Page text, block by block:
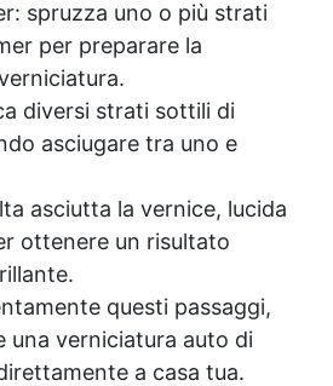
è possibile verniciare
la superficie. Evitare di
zincate, cromate o in
risultato ottimale, lavorare
ambiente. ❓ FAQ 👉 Devo
la ruggine prima dell’uso?
quella friabile: il
con la ruggine stabile
una seconda mano? Per
corrose sì, attendere 3 ore
l’altra. 👉 Posso verniciare
l’asciugatura completa il
da primer e migliora
vernice. 🏁 Perfetto per
e carrozzerie Cantieri e
spruzza uno o più strati
per preparare la
diversi strati sottili di
asciugare tra uno e
asciutta la vernice, lucida
ottenere un risultato
questi passaggi,
una verniciatura auto di
a casa tua.